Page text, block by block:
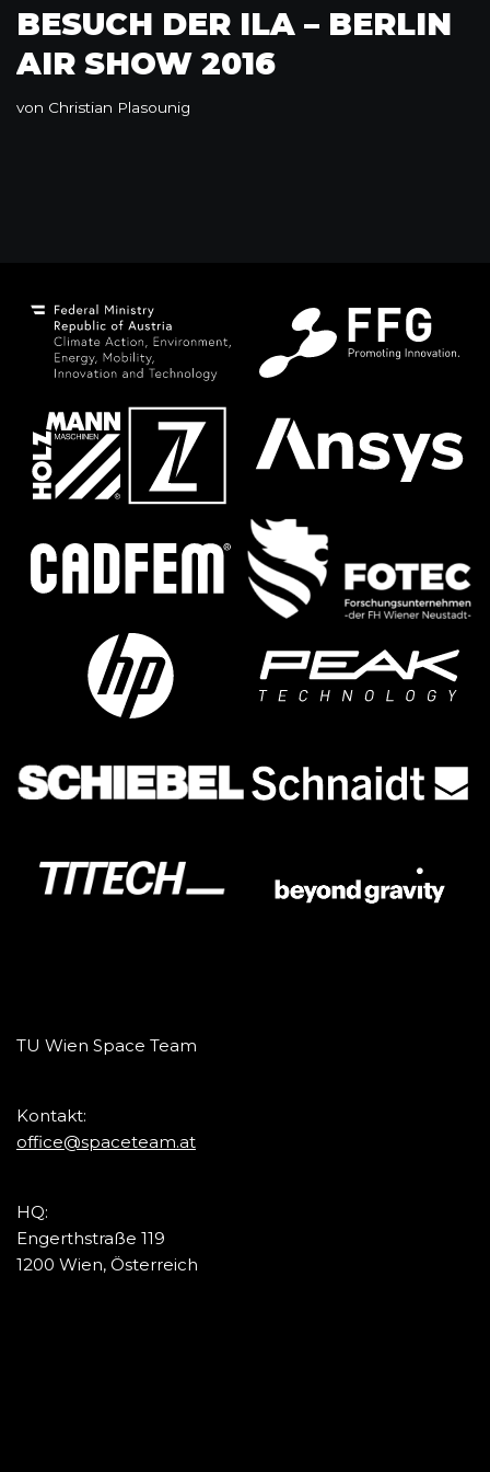
BESUCH DER ILA – BERLIN
AIR SHOW 2016
von Christian Plasounig
TU Wien Space Team
Kontakt:
office@spaceteam.at
HQ:
Engerthstraße 119
1200 Wien, Österreich